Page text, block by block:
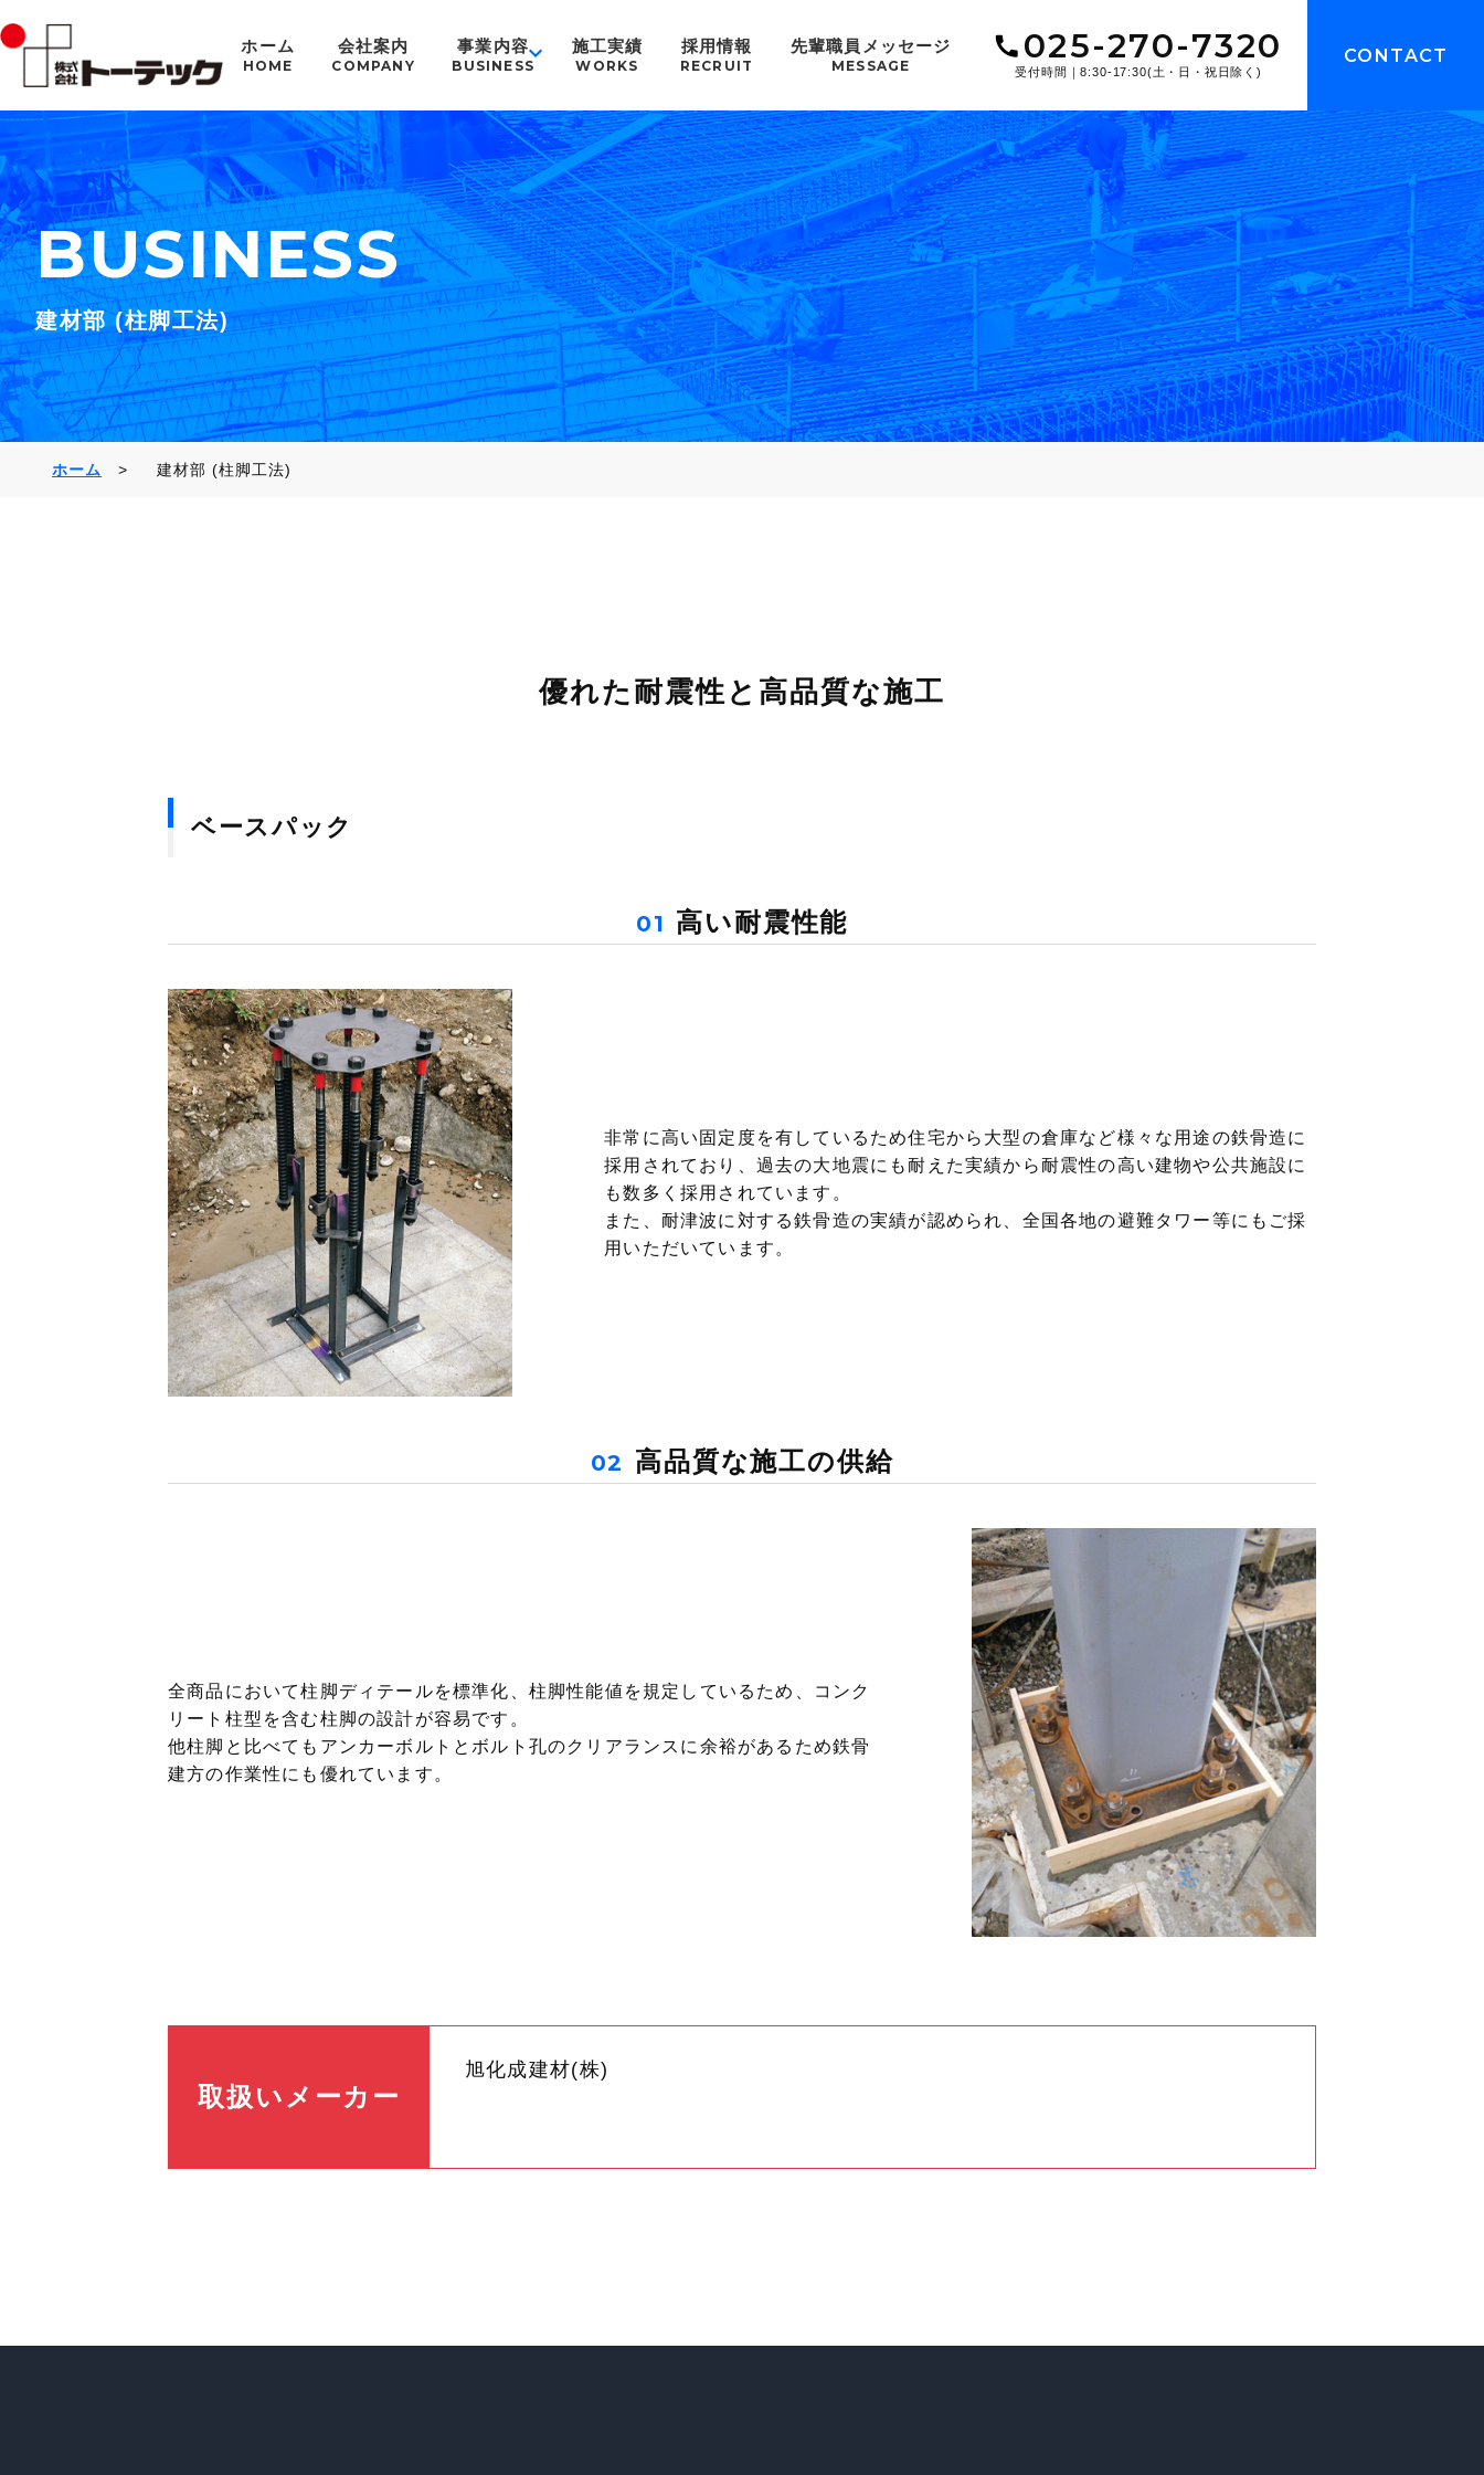
ホーム
HOME
会社案内
COMPANY
事業内容
BUSINESS
施工実績
WORKS
採用情報
RECRUIT
先輩職員メッセージ
MESSAGE 025-270-7320
受付時間｜8:30-17:30(土・日・祝日除く)
CONTACT
BUSINESS
建材部 (柱脚工法)
ホーム 建材部 (柱脚工法)
優れた耐震性と高品質な施工
ベースパック
01 高い耐震性能
非常に高い固定度を有しているため住宅から大型の倉庫など様々な用途の鉄骨造に
採用されており、過去の大地震にも耐えた実績から耐震性の高い建物や公共施設に
も数多く採用されています。
また、耐津波に対する鉄骨造の実績が認められ、全国各地の避難タワー等にもご採
用いただいています。
02 高品質な施工の供給
全商品において柱脚ディテールを標準化、柱脚性能値を規定しているため、コンク
リート柱型を含む柱脚の設計が容易です。
他柱脚と比べてもアンカーボルトとボルト孔のクリアランスに余裕があるため鉄骨
建方の作業性にも優れています。
取扱いメーカー
旭化成建材(株)